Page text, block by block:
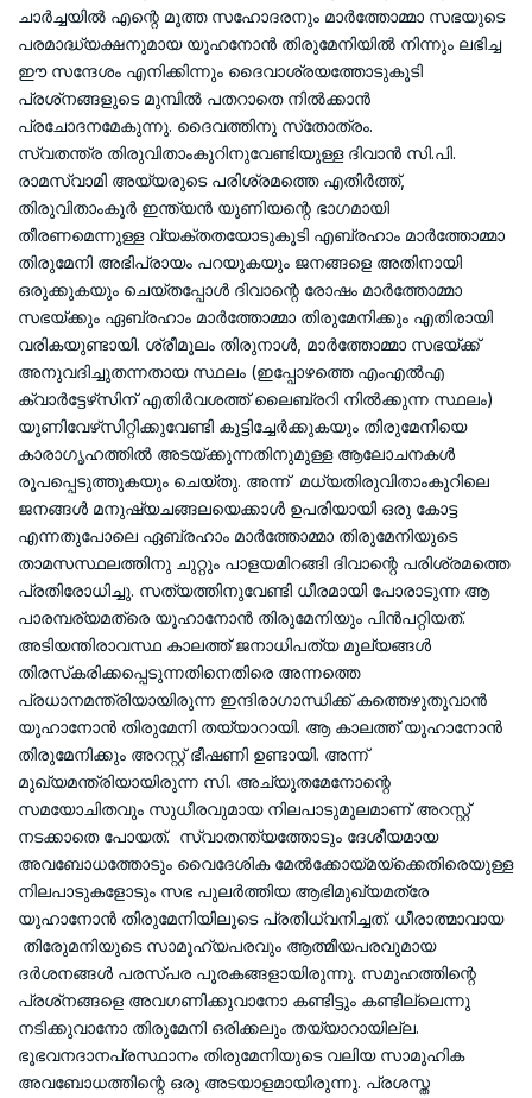
ചാര്‍ച്ചയില്‍ എന്റെ മൂത്ത സഹോദരനും മാര്‍ത്തോമ്മാ സഭയുടെ
പരമാദ്ധ്യക്ഷനുമായ യൂഹനോന്‍ തിരുമേനിയില്‍ നിന്നും ലഭിച്ച
ഈ സന്ദേശം എനിക്കിന്നും ദൈവാശ്രയത്തോടുകൂടി
പ്രശ്‌നങ്ങളുടെ മുമ്പില്‍ പതറാതെ നില്‍ക്കാന്‍
പ്രചോദനമേകുന്നു. ദൈവത്തിനു സ്‌തോത്രം.
സ്വതന്ത്ര തിരുവിതാംകൂറിനുവേണ്ടിയുള്ള ദിവാന്‍ സി.പി.
രാമസ്വാമി അയ്യരുടെ പരിശ്രമത്തെ എതിര്‍ത്ത്,
തിരുവിതാംകൂര്‍ ഇന്ത്യന്‍ യൂണിയന്റെ ഭാഗമായി
തീരണമെന്നുള്ള വ്യക്തതയോടുകൂടി എബ്രഹാം മാര്‍ത്തോമ്മാ
തിരുമേനി അഭിപ്രായം പറയുകയും ജനങ്ങളെ അതിനായി
ഒരുക്കുകയും ചെയ്തപ്പോള്‍ ദിവാന്റെ രോഷം മാര്‍ത്തോമ്മാ
സഭയ്ക്കും ഏബ്രഹാം മാര്‍ത്തോമ്മാ തിരുമേനിക്കും എതിരായി
വരികയുണ്ടായി. ശ്രീമൂലം തിരുനാള്‍, മാര്‍ത്തോമ്മാ സഭയ്ക്ക്
അനുവദിച്ചുതന്നതായ സ്ഥലം (ഇപ്പോഴത്തെ എംഎല്‍എ
ക്വാര്‍ട്ടേഴ്‌സിന് എതിര്‍വശത്ത് ലൈബ്രറി നില്‍ക്കുന്ന സ്ഥലം)
യൂണിവേഴ്‌സിറ്റിക്കുവേണ്ടി കൂട്ടിച്ചേര്‍ക്കുകയും തിരുമേനിയെ
കാരാഗൃഹത്തില്‍ അടയ്ക്കുന്നതിനുമുള്ള ആലോചനകള്‍
രൂപപ്പെടുത്തുകയും ചെയ്തു. അന്ന് മധ്യതിരുവിതാംകൂറിലെ
ജനങ്ങള്‍ മനുഷ്യചങ്ങലയെക്കാള്‍ ഉപരിയായി ഒരു കോട്ട
എന്നതുപോലെ ഏബ്രഹാം മാര്‍ത്തോമ്മാ തിരുമേനിയുടെ
താമസസ്ഥലത്തിനു ചുറ്റും പാളയമിറങ്ങി ദിവാന്റെ പരിശ്രമത്തെ
പ്രതിരോധിച്ചു. സത്യത്തിനുവേണ്ടി ധീരമായി പോരാടുന്ന ആ
പാരമ്പര്യമത്രെ യൂഹാനോന്‍ തിരുമേനിയും പിന്‍പറ്റിയത്.
അടിയന്തിരാവസ്ഥ കാലത്ത് ജനാധിപത്യ മൂല്യങ്ങള്‍
തിരസ്‌കരിക്കപ്പെടുന്നതിനെതിരെ അന്നത്തെ
പ്രധാനമന്ത്രിയായിരുന്ന ഇന്ദിരാഗാന്ധിക്ക് കത്തെഴുതുവാന്‍
യൂഹാനോന്‍ തിരുമേനി തയ്യാറായി. ആ കാലത്ത് യൂഹാനോന്‍
തിരുമേനിക്കും അറസ്റ്റ് ഭീഷണി ഉണ്ടായി. അന്ന്
മുഖ്യമന്ത്രിയായിരുന്ന സി. അച്യുതമേനോന്റെ
സമയോചിതവും സുധീരവുമായ നിലപാടുമൂലമാണ് അറസ്റ്റ്
നടക്കാതെ പോയത്. സ്വാതന്ത്യത്തോടും ദേശീയമായ
അവബോധത്തോടും വൈദേശിക മേല്‍ക്കോയ്മയ്‌ക്കെതിരെയുള്ള
നിലപാടുകളോടും സഭ പുലര്‍ത്തിയ ആഭിമുഖ്യമത്രേ
യൂഹാനോന്‍ തിരുമേനിയിലൂടെ പ്രതിധ്വനിച്ചത്. ധീരാത്മാവായ
തിരുേമനിയുടെ സാമൂഹ്യപരവും ആത്മീയപരവുമായ
ദര്‍ശനങ്ങള്‍ പരസ്പര പൂരകങ്ങളായിരുന്നു. സമൂഹത്തിന്റെ
പ്രശ്‌നങ്ങളെ അവഗണിക്കുവാനോ കണ്ടിട്ടും കണ്ടില്ലെന്നു
നടിക്കുവാനോ തിരുമേനി ഒരിക്കലും തയ്യാറായില്ല.
ഭൂഭവനദാനപ്രസ്ഥാനം തിരുമേനിയുടെ വലിയ സാമൂഹിക
അവബോധത്തിന്റെ ഒരു അടയാളമായിരുന്നു. പ്രശസ്ത